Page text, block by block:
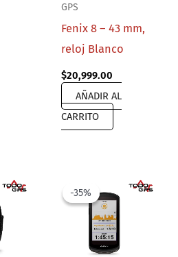
GPS
Fenix 8 – 43 mm,
reloj Blanco
$20,999.00
AÑADIR AL
CARRITO
-35%
-35%